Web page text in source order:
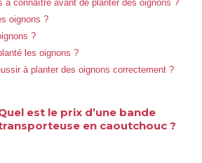
à connaître avant de planter des oignons ?
oignons ?
?
les oignons ?
à planter des oignons correctement ?
est le prix d’une bande
en caoutchouc ?